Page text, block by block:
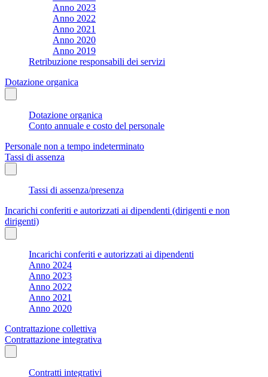
Anno 2023
Anno 2022
Anno 2021
Anno 2020
Anno 2019
Retribuzione responsabili dei servizi
Dotazione organica
Dotazione organica
Conto annuale e costo del personale
Personale non a tempo indeterminato
Tassi di assenza
Tassi di assenza/presenza
Incarichi conferiti e autorizzati ai dipendenti (dirigenti e non
dirigenti)
Incarichi conferiti e autorizzati ai dipendenti
Anno 2024
Anno 2023
Anno 2022
Anno 2021
Anno 2020
Contrattazione collettiva
Contrattazione integrativa
Contratti integrativi